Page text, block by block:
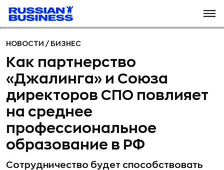
НОВОСТИ / БИЗНЕС
Как партнерство
«Джалинга» и Союза
директоров СПО повлияет
на среднее
профессиональное
образование в РФ
Сотрудничество будет способствовать